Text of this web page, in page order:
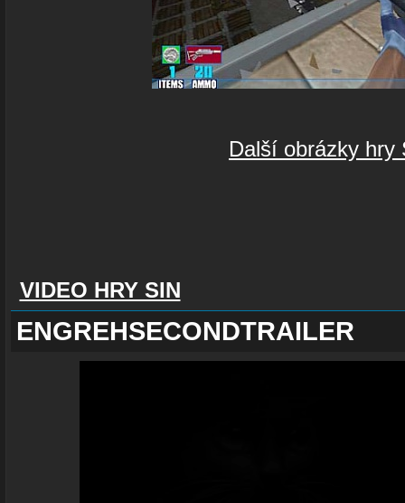
Další obrázky hry
VIDEO HRY SIN
ENGREHSECONDTRAILER